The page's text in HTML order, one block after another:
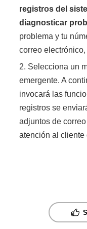
registros del
diagnosticar
problema y tu
correo
2. Selecciona un
emergente. A
invocará las
registros se
adjuntos de
atención al cliente